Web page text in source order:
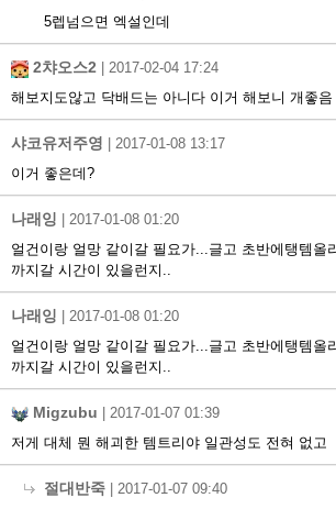
5렙넘으면 엑설인데
2챠오스2 2017-02-04 17:24
해보지도않고 닥배드는 아니다 이거 해보니 개좋음
샤코유저주영 2017-01-08 13:17
이거 좋은데?
나래잉 2017-01-08 01:20
얼건이랑 얼망 같이갈 필요가...글고 초반에탱템올
까지갈 시간이 있을런지..
나래잉 2017-01-08 01:20
얼건이랑 얼망 같이갈 필요가...글고 초반에탱템올
까지갈 시간이 있을런지..
Migzubu 2017-01-07 01:39
저게 대체 뭔 해괴한 템트리야 일관성도 전혀 없고
절대반죽
2017-01-07 09:40